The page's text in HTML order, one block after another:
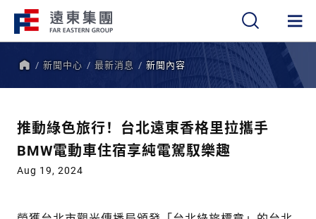
新聞中心 最新消息 新聞內容
推動綠色旅行！台北遠東香格里拉攜手
BMW電動車住宿享純電駕馭樂趣
Aug 19, 2024